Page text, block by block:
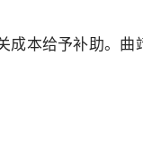
成本给予补助。曲